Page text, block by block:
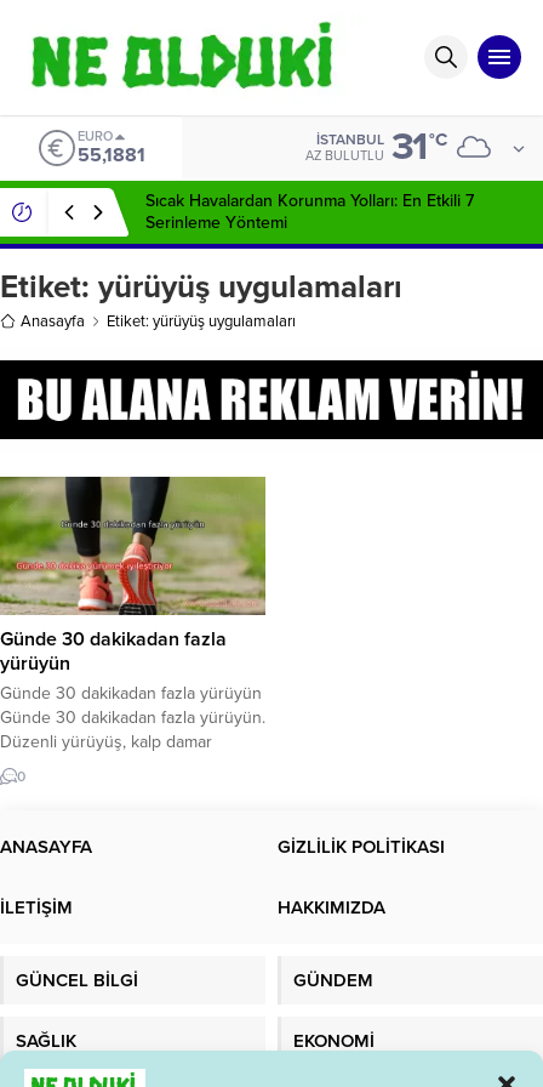
EURO
55,1881
İSTANBUL
AZ BULUTLU 31°C
Sıcak Havalardan Korunma Yolları: En Etkili 7
Serinleme Yöntemi
Etiket: yürüyüş uygulamaları
Anasayfa Etiket: yürüyüş uygulamaları
Günde 30 dakikadan fazla
yürüyün
Günde 30 dakikadan fazla yürüyün
Günde 30 dakikadan fazla yürüyün.
Düzenli yürüyüş, kalp damar
sağlığından psikolojiye birçok
yönden insan sağlığına katkı sağlar.
Yürüyüş; kan akışını ve kan damarı
serebrovasküler hastalıklara
0
ANASAYFA GİZLİLİK POLİTİKASI
İLETİŞİM HAKKIMIZDA
GÜNCEL BİLGİ GÜNDEM
SAĞLIK EKONOMİ